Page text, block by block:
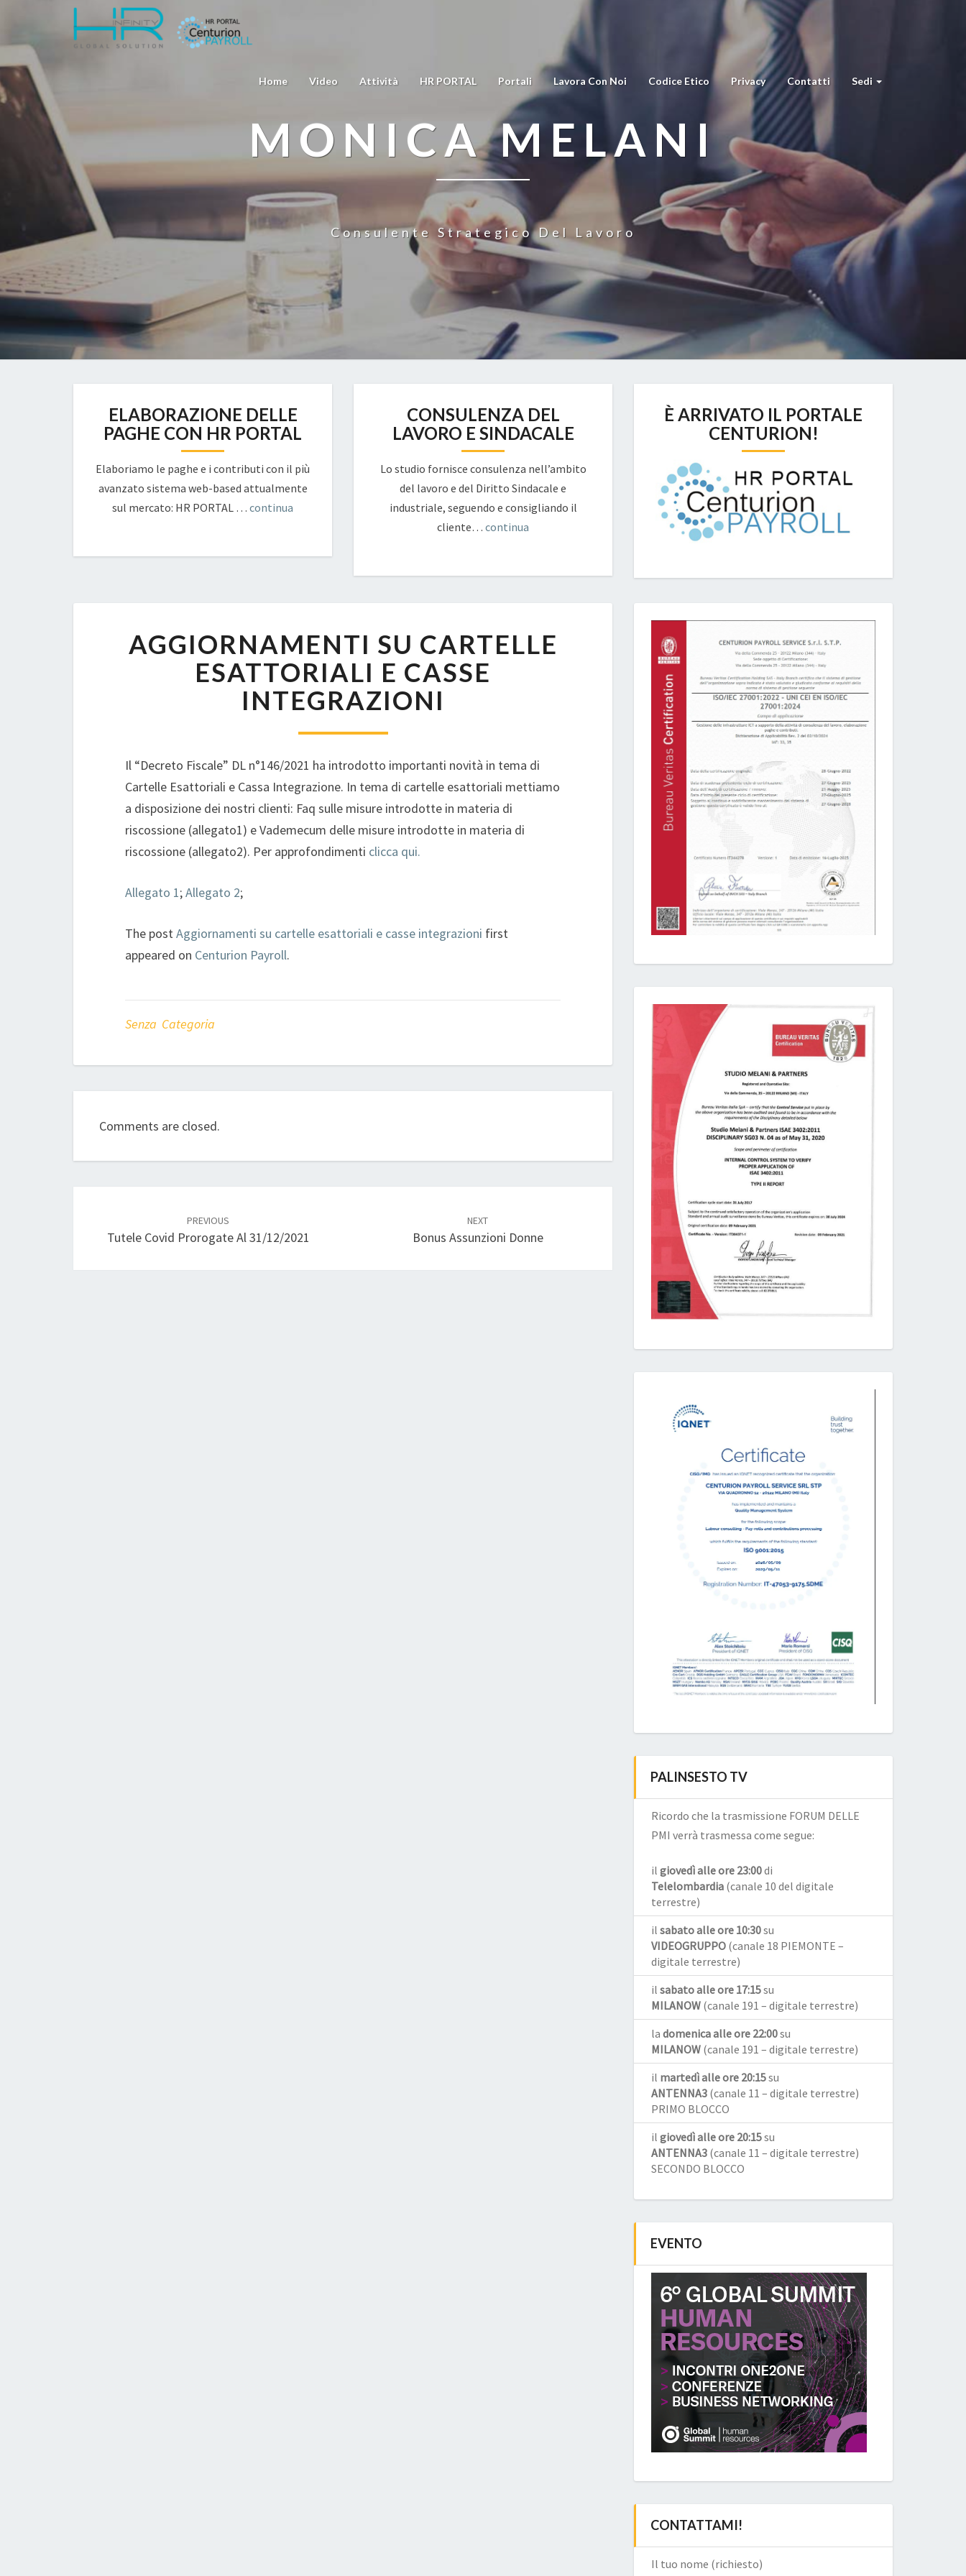
Home Video Attività HR PORTAL Portali Lavora Con Noi Codice Etico Privacy Contatti Sedi
MONICA MELANI
Consulente Strategico Del Lavoro
ELABORAZIONE DELLE
PAGHE CON HR PORTAL
Elaboriamo le paghe e i contributi con il più
avanzato sistema web-based attualmente
sul mercato: HR PORTAL … continua
CONSULENZA DEL
LAVORO E SINDACALE
Lo studio fornisce consulenza nell’ambito
del lavoro e del Diritto Sindacale e
industriale, seguendo e consigliando il
cliente… continua
È ARRIVATO IL PORTALE
CENTURION!
SU
CARTELLE
ESATTORIALI
E
CASSE
INTEGRAZIONI
AGGIORNAMENTI SU CARTELLE
ESATTORIALI E CASSE
INTEGRAZIONI
Il “Decreto Fiscale” DL n°146/2021 ha introdotto importanti novità in tema di
Cartelle Esattoriali e Cassa Integrazione. In tema di cartelle esattoriali mettiamo
a disposizione dei nostri clienti: Faq sulle misure introdotte in materia di
riscossione (allegato1) e Vademecum delle misure introdotte in materia di
riscossione (allegato2). Per approfondimenti clicca qui.
Allegato 1;Allegato 2;
The postAggiornamenti su cartelle esattoriali e casse integrazioni first
appeared on Centurion Payroll.
Senza Categoria
Comments are closed.
PREVIOUS
Tutele Covid Prorogate Al 31/12/2021
NEXT
Bonus Assunzioni Donne
PALINSESTO TV
Ricordo che la trasmissione FORUM DELLE
PMI verrà trasmessa come segue:
il giovedì alle ore 23:00di
Telelombardia (canale 10 del digitale
terrestre)
il sabato alle ore 10:30su
VIDEOGRUPPO (canale 18 PIEMONTE –
digitale terrestre)
il sabato alle ore 17:15su
MILANOW (canale 191 – digitale terrestre)
la domenica alle ore 22:00su
MILANOW (canale 191 – digitale terrestre)
il martedì alle ore 20:15su
ANTENNA3 (canale 11 – digitale terrestre)
PRIMO BLOCCO
il giovedì alle ore 20:15su
ANTENNA3 (canale 11 – digitale terrestre)
SECONDO BLOCCO
EVENTO
CONTATTAMI!
Il tuo nome (richiesto)